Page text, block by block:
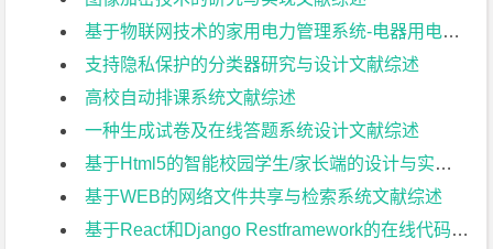
基于物联网技术的家用电力管理系统-电器用电量模拟子系统文献综述
支持隐私保护的分类器研究与设计文献综述
高校自动排课系统文献综述
一种生成试卷及在线答题系统设计文献综述
基于Html5的智能校园学生/家长端的设计与实现文献综述
基于WEB的网络文件共享与检索系统文献综述
基于React和Django Restframework的在线代码评测系统文献综述